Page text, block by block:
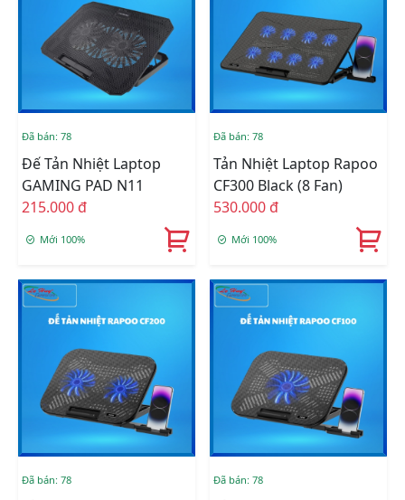
Đã bán: 78
Đế Tản Nhiệt Laptop
GAMING PAD N11
215.000 đ
Mới 100%
Đã bán: 78
Tản Nhiệt Laptop Rapoo
CF300 Black (8 Fan)
530.000 đ
Mới 100%
Đã bán: 78 Đã bán: 78